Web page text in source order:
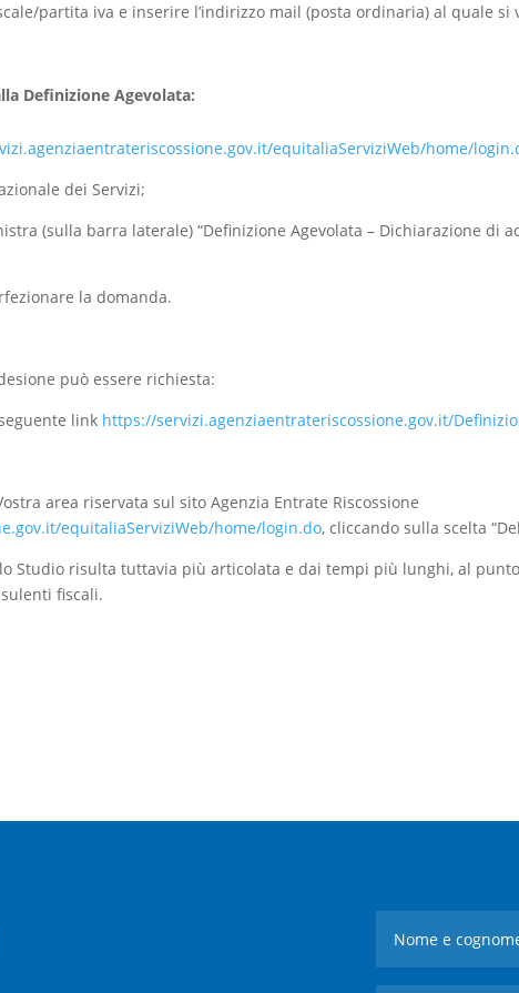
partita iva e inserire l’indirizzo mail (posta ordinaria) al quale
Definizione Agevolata:
equitaliaServiziWeb/home/
dei Servizi;
(sulla barra laterale) “Definizione Agevolata – Dichiarazione di
la domanda.
può essere richiesta:
link https://servizi.agenziaentrateriscossione.gov.it/
area riservata sul sito Agenzia Entrate Riscossione
equitaliaServiziWeb/home/login.do, cliccando sulla scelta
Studio risulta tuttavia più articolata e dai tempi più lunghi, al
fiscali.